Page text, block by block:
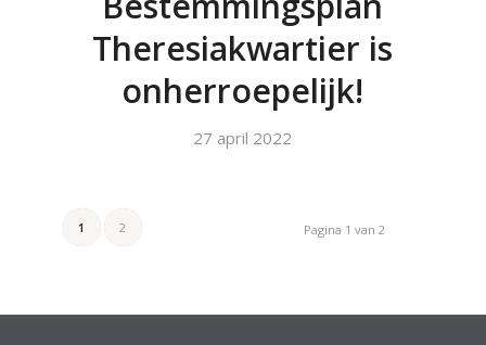
Theresiakwartier is
onherroepelijk!
27 april 2022
Pagina 1 van 2
1 2